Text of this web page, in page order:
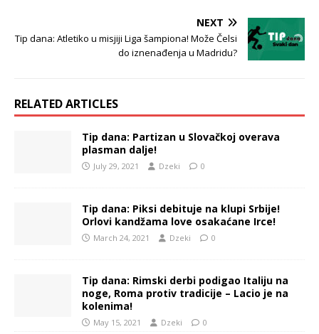
NEXT
Tip dana: Atletiko u misjiji Liga šampiona! Može Čelsi
do iznenađenja u Madridu?
RELATED ARTICLES
Tip dana: Partizan u Slovačkoj overava
plasman dalje!
July 29, 2021 Dzeki 0
Tip dana: Piksi debituje na klupi Srbije!
Orlovi kandžama love osakaćane Irce!
March 24, 2021 Dzeki 0
Tip dana: Rimski derbi podigao Italiju na
noge, Roma protiv tradicije – Lacio je na
kolenima!
May 15, 2021 Dzeki 0